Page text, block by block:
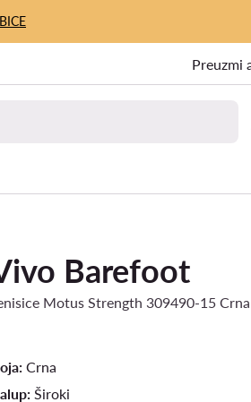
Preuzmi
Barefoot
Motus Strength 309490-15 Crna
Crna
Široki